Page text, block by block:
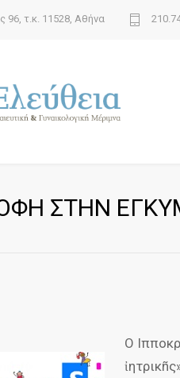
96, τ.κ. 11528, Αθήνα
ΣΤΗΝ
Ο